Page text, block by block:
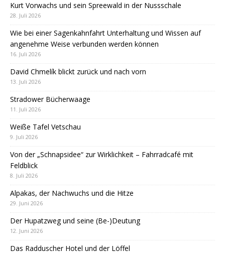
Kurt Vorwachs und sein Spreewald in der Nussschale
28. Juli 2026
Wie bei einer Sagenkahnfahrt Unterhaltung und Wissen auf
angenehme Weise verbunden werden können
16. Juli 2026
David Chmelík blickt zurück und nach vorn
13. Juli 2026
Stradower Bücherwaage
11. Juli 2026
Weiße Tafel Vetschau
9. Juli 2026
Von der „Schnapsidee“ zur Wirklichkeit – Fahrradcafé mit
Feldblick
8. Juli 2026
Alpakas, der Nachwuchs und die Hitze
29. Juni 2026
Der Hupatzweg und seine (Be-)Deutung
12. Juni 2026
Das Radduscher Hotel und der Löffel